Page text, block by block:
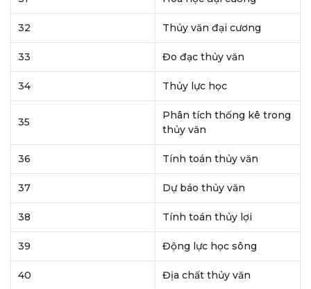
32 Thủy văn đại cương
33 Đo đạc thủy văn
34 Thủy lực học
35
Phân tích thống kê trong
thủy văn
36 Tính toán thủy văn
37 Dự báo thủy văn
38 Tính toán thủy lợi
39 Động lực học sông
40 Địa chất thủy văn